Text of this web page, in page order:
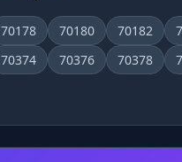
70178 70180 70182
70374 70376 70378